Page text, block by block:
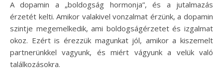
A dopamin a „boldogság hormonja”, és a jutalmazás
érzetét kelti. Amikor valakivel vonzalmat érzünk, a dopamin
szintje megemelkedik, ami boldogságérzetet és izgalmat
okoz. Ezért is érezzük magunkat jól, amikor a kiszemelt
partnerünkkel vagyunk, és miért vágyunk a velük való
találkozásokra.